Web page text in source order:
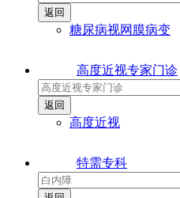
糖尿病视网膜病变
高度近视专家门诊
高度近视
特需专科